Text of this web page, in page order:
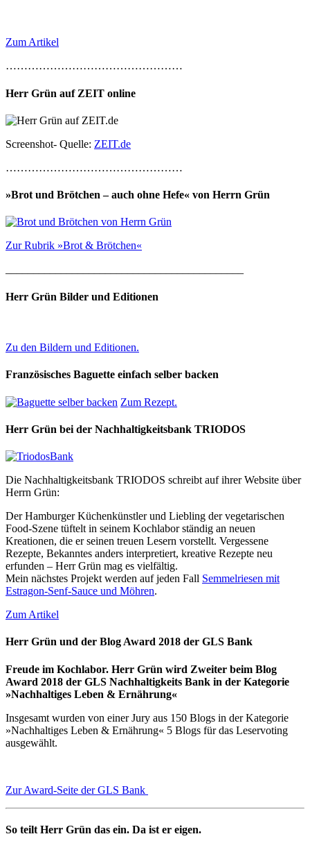
Zum Artikel
…………………………………………
Herr Grün auf ZEIT online
Screenshot- Quelle: ZEIT.de
…………………………………………
»Brot und Brötchen – auch ohne Hefe« von Herrn Grün
Zur Rubrik »Brot & Brötchen«
Herr Grün Bilder und Editionen
Zu den Bildern und Editionen.
Französisches Baguette einfach selber backen
Zum Rezept.
Herr Grün bei der Nachhaltigkeitsbank TRIODOS
Die Nachhaltigkeitsbank TRIODOS schreibt auf ihrer Website über
Herrn Grün:
Der Hamburger Küchenkünstler und Liebling der vegetarischen
Food-Szene tüftelt in seinem Kochlabor ständig an neuen
Kreationen, die er seinen treuen Lesern vorstellt. Vergessene
Rezepte, Bekanntes anders interpretiert, kreative Rezepte neu
erfunden – Herr Grün mag es vielfältig.
Mein nächstes Projekt werden auf jeden Fall Semmelriesen mit
Estragon-Senf-Sauce und Möhren.
Zum Artikel
Herr Grün und der Blog Award 2018 der GLS Bank
Freude im Kochlabor. Herr Grün wird Zweiter beim Blog
Award 2018 der GLS Nachhaltigkeits Bank in der Kategorie
»Nachhaltiges Leben & Ernährung«
Insgesamt wurden von einer Jury aus 150 Blogs in der Kategorie
»Nachhaltiges Leben & Ernährung« 5 Blogs für das Leservoting
ausgewählt.
Zur Award-Seite der GLS Bank
So teilt Herr Grün das ein. Da ist er eigen.